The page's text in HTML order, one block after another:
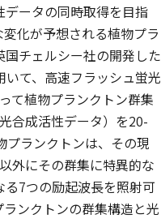
ータの同時取得を目指
化が予想される植物プラ
チェルシー社の開発した
て、高速フラッシュ蛍光
て植物プランクトン群集
合成活性データ）を20-
プランクトンは、その現
外にその群集に特異的な
7つの励起波長を照射可
ンクトンの群集構造と光